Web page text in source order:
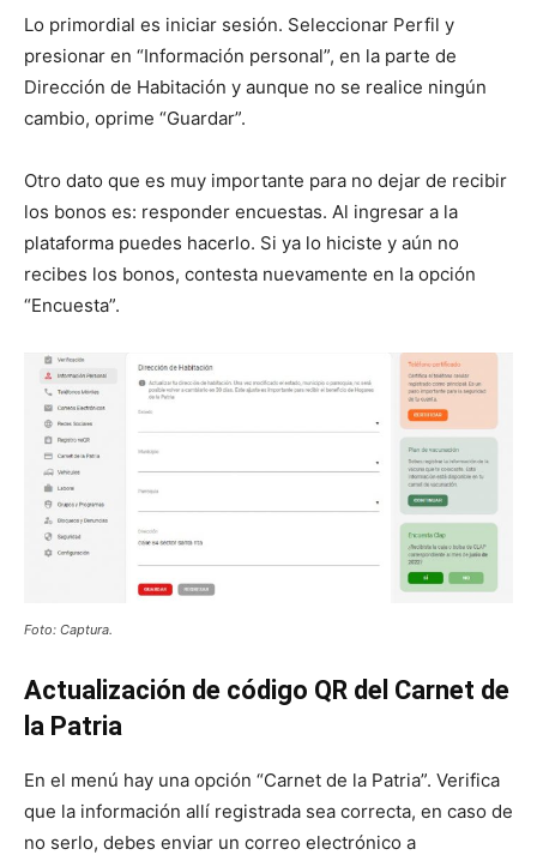
Lo primordial es iniciar sesión. Seleccionar Perfil y
presionar en “Información personal”, en la parte de
Dirección de Habitación y aunque no se realice ningún
cambio, oprime “Guardar”.
Otro dato que es muy importante para no dejar de recibir
los bonos es: responder encuestas. Al ingresar a la
plataforma puedes hacerlo. Si ya lo hiciste y aún no
recibes los bonos, contesta nuevamente en la opción
“Encuesta”.
Foto: Captura.
Actualización de código QR del Carnet de
la Patria
En el menú hay una opción “Carnet de la Patria”. Verifica
que la información allí registrada sea correcta, en caso de
no serlo, debes enviar un correo electrónico a